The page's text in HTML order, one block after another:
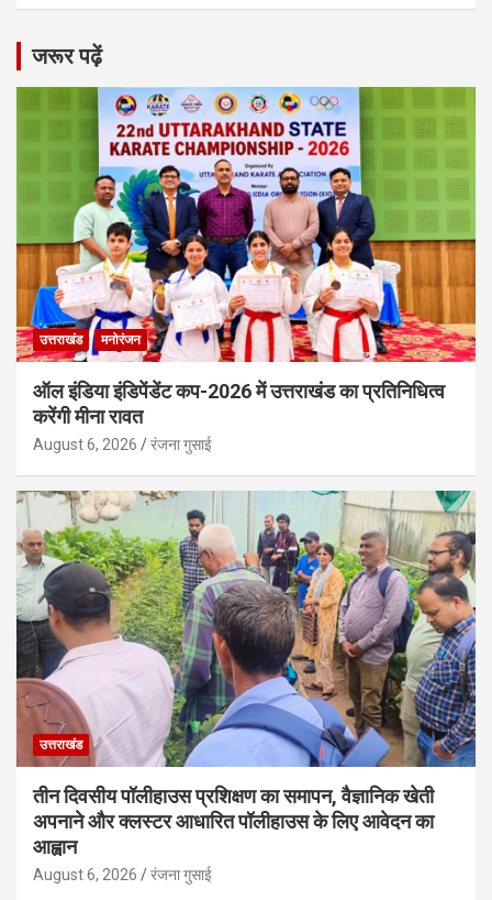
जरूर पढ़ें
उत्तराखंड मनोरंजन
ऑल इंडिया इंडिपेंडेंट कप-2026 में उत्तराखंड का प्रतिनिधित्व
करेंगी मीना रावत
August 6, 2026 रंजना गुसाई
उत्तराखंड
तीन दिवसीय पॉलीहाउस प्रशिक्षण का समापन, वैज्ञानिक खेती
अपनाने और क्लस्टर आधारित पॉलीहाउस के लिए आवेदन का
आह्वान
August 6, 2026 रंजना गुसाई